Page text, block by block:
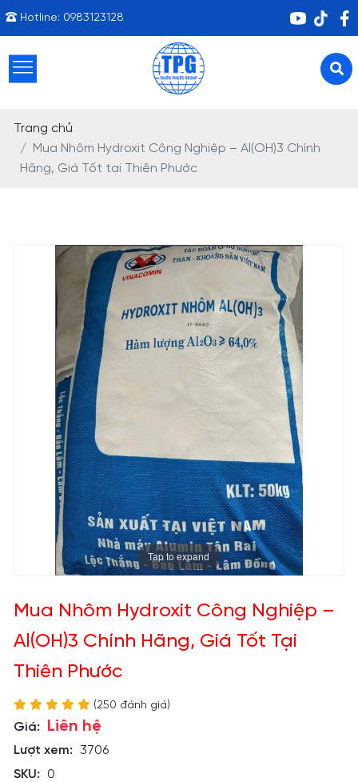
Hotline: 0983123128
Trang chủ
Mua Nhôm Hydroxit Công Nghiệp – Al(OH)3 Chính
Hãng, Giá Tốt tại Thiên Phước
Tap to expand
Mua Nhôm Hydroxit Công Nghiệp –
Al(OH)3 Chính Hãng, Giá Tốt Tại
Thiên Phước
(250 đánh giá)
Giá: Liên hệ
Lượt xem:
3706
SKU: 0